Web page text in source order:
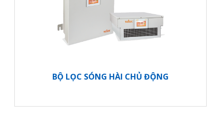
BỘ LỌC SÓNG HÀI CHỦ ĐỘNG